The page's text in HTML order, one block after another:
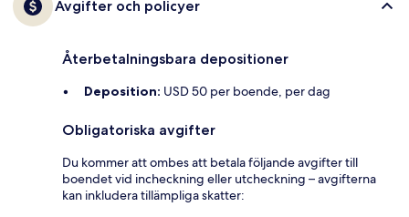
Avgifter och policyer
Återbetalningsbara depositioner
Deposition: USD 50 per boende, per dag
Obligatoriska avgifter
Du kommer att ombes att betala följande avgifter till
boendet vid incheckning eller utcheckning – avgifterna
kan inkludera tillämpliga skatter: